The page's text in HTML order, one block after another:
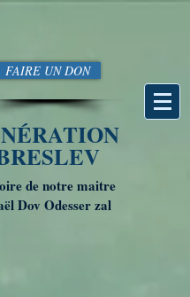
FAIRE UN DON
de notre maitre
Dov Odesser zal